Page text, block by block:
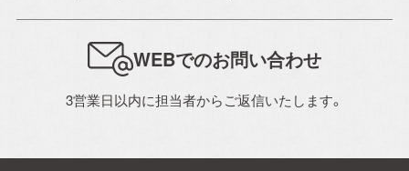
CONTACT
WEBでのお問い合わせ
3営業日以内に担当者からご返信いたします。